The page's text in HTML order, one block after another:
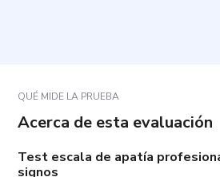
QUÉ MIDE LA PRUEBA
Acerca de esta evaluación
Test escala de apatía
signos